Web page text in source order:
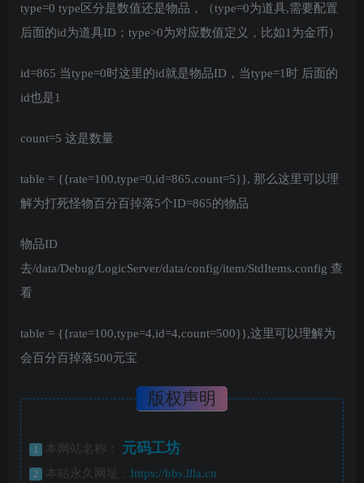
type=0 type区分是数值还是物品，（type=0为道具,需要配置
后面的id为道具ID；type>0为对应数值定义，比如1为金币）
id=865 当type=0时这里的id就是物品ID，当type=1时 后面的
id也是1
count=5 这是数量
table = {{rate=100,type=0,id=865,count=5}}, 那么这里可以理
解为打死怪物百分百掉落5个ID=865的物品
物品ID
去/data/Debug/LogicServer/data/config/item/StdItems.config 查
看
table = {{rate=100,type=4,id=4,count=500}},这里可以理解为
会百分百掉落500元宝
版权声明
1 本网站名称： 元码工坊
2 本站永久网址： https://bbs.llla.cn